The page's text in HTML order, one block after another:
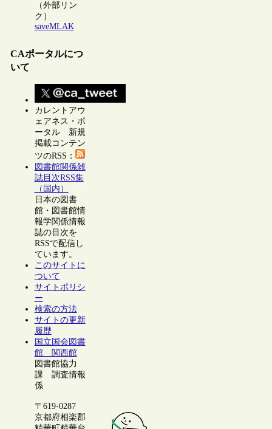
（外部リン
ク）
saveMLAK
CAポータルにつ
いて
カレントアウ
ェアネス・ポ
ータル 新規
掲載コンテン
ツのRSS：
図書館関係雑
誌目次RSS集
（国内）
日本の図書
館・図書館情
報学関係情報
誌の目次を
RSSで配信し
ています。
このサイトに
ついて
サイトポリシ
ー
検索の方法
サイトの更新
履歴
国立国会図書
館 関西館
図書館協力
課 調査情報
係
〒619-0287
京都府相楽郡